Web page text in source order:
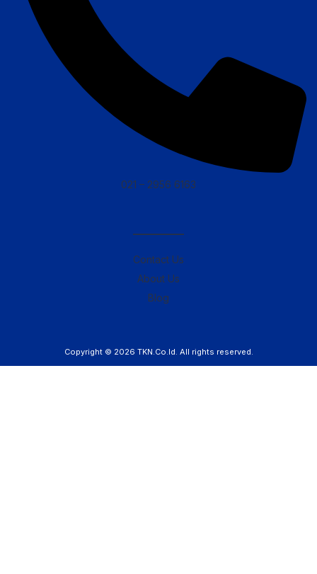
021 – 2956 6163
————–
Contact Us
About Us
Blog
Copyright © 2026 TKN.Co.Id. All rights reserved.